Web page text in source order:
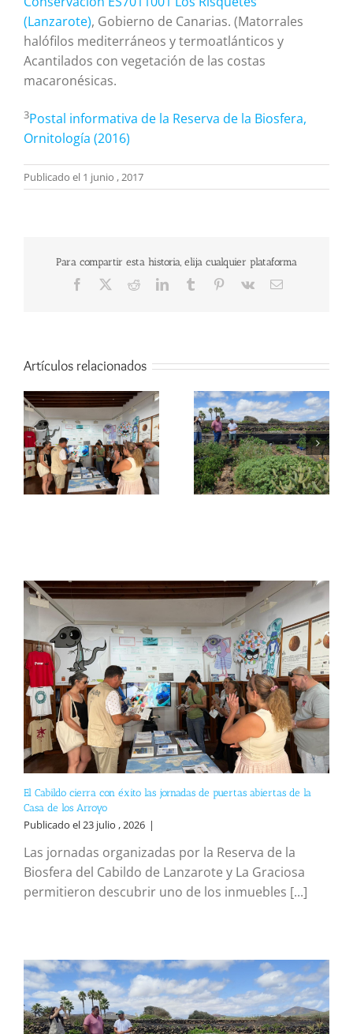
(Lanzarote), Gobierno de Canarias. (Matorrales
halófilos mediterráneos y termoatlánticos y
Acantilados con vegetación de las costas
macaronésicas.
3Postal informativa de la Reserva de la Biosfera,
Ornitología (2016)
Publicado el 1 junio , 2017
Para compartir esta historia, elija cualquier plataforma
Facebook RedditLinkedInTumblr Pinterest
Vk
Correo
Artículos relacionados
El Cabildo cierra con éxito las jornadas de puertas abiertas de la
Casa de los Arroyo
Publicado el 23 julio , 2026 |
Las jornadas organizadas por la Reserva de la
Biosfera del Cabildo de Lanzarote y La Graciosa
permitieron descubrir uno de los inmuebles [...]